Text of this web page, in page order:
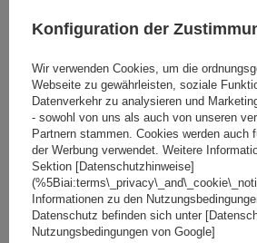
Große Menge verfügbar Wir
In den
Warenkorb
Konfiguration der
Wir verwenden Cookies, um die
Webseite zu gewährleisten, soziale
Datenverkehr zu analysieren und
- sowohl von uns als auch von unseren
Partnern stammen. Cookies werden auch
der Werbung verwendet. Weitere
Sektion [Datenschutzhinweise]
Informationen zu den
Datenschutz befinden sich unter
Nutzungsbedingungen von Google]